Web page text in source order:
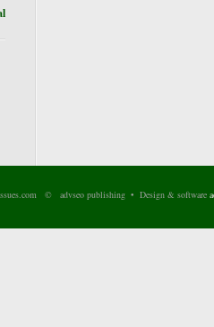
© advseo publishing • Design & software